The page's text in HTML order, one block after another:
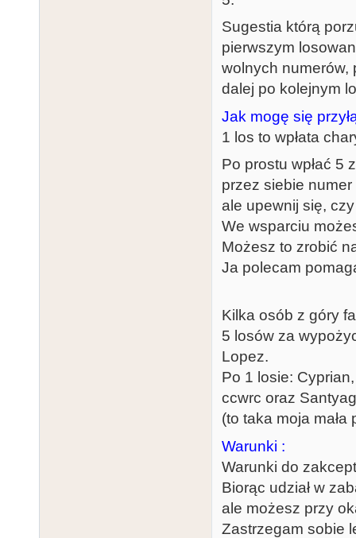
Sugestia którą
pierwszym
wolnych numerów,
dalej po kolejnym
Jak mogę się
1 los to wpłata
Po prostu wpłać 5
przez siebie
ale upewnij się,
We wsparciu
Możesz to zrobić
Ja polecam
Kilka osób z góry
5 losów za
Lopez.
Po 1 losie:
ccwrc oraz
(to taka moja mała
Warunki :
Warunki do
Biorąc udział w
ale możesz przy
Zastrzegam sobie